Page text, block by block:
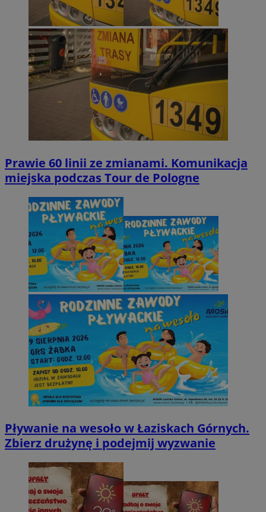
Prawie 60 linii ze zmianami. Komunikacja
miejska podczas Tour de Pologne
Pływanie na wesoło w Łaziskach Górnych.
Zbierz drużynę i podejmij wyzwanie